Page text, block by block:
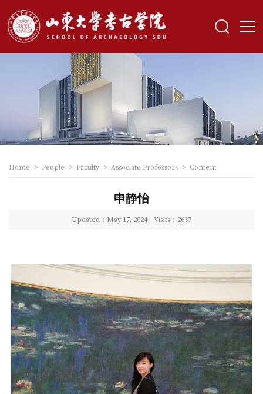
Home > People > Faculty > Associate Professors > Content
申静怡
Updated：May 17, 2024 Visits： 2637